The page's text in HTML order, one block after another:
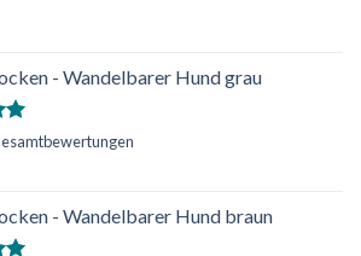
- Wandelbarer Hund grau
- Wandelbarer Hund braun